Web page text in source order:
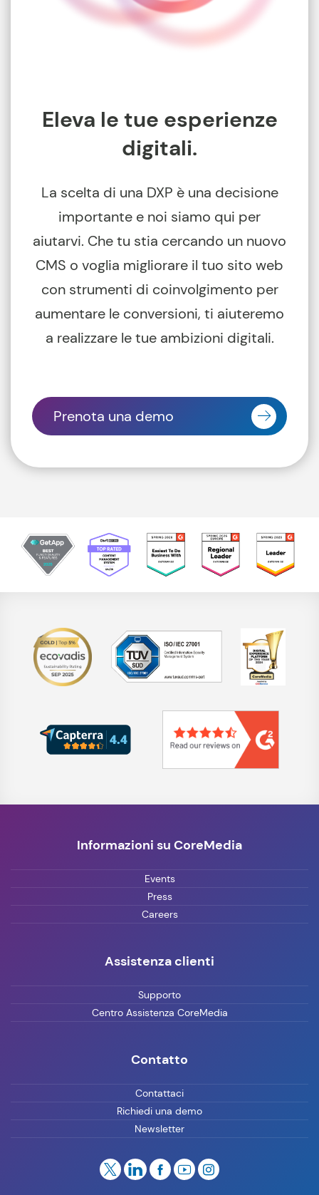
Eleva le tue esperienze
digitali.
La scelta di una DXP è una decisione
importante e noi siamo qui per
aiutarvi. Che tu stia cercando un nuovo
CMS o voglia migliorare il tuo sito web
con strumenti di coinvolgimento per
aumentare le conversioni, ti aiuteremo
a realizzare le tue ambizioni digitali.
Prenota una demo
Informazioni su CoreMedia
Events
Press
Careers
Assistenza clienti
Supporto
Centro Assistenza CoreMedia
Contatto
Contattaci
Richiedi una demo
Newsletter